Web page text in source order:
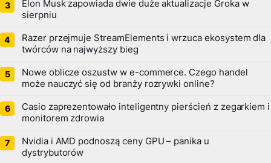
Elon Musk zapowiada dwie duże aktualizacje Groka w
sierpniu
Razer przejmuje StreamElements i wrzuca ekosystem dla
twórców na najwyższy bieg
Nowe oblicze oszustw w e-commerce. Czego handel
może nauczyć się od branży rozrywki online?
Casio zaprezentowało inteligentny pierścień z zegarkiem i
monitorem zdrowia
Nvidia i AMD podnoszą ceny GPU – panika u
dystrybutorów